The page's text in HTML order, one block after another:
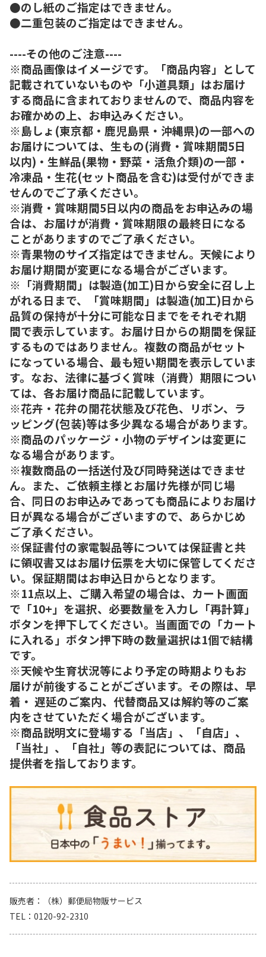
●のし紙のご指定はできません。
●二重包装のご指定はできません。
----その他のご注意----
※商品画像はイメージです。「商品内容」として
記載されていないものや「小道具類」はお届け
する商品に含まれておりませんので、商品内容を
お確かめの上、お申込みください。
※島しょ(東京都・鹿児島県・沖縄県)の一部への
お届けについては、生もの(消費・賞味期間5日
以内)・生鮮品(果物・野菜・活魚介類)の一部・
冷凍品・生花(セット商品を含む)は受付ができま
せんのでご了承ください。
※消費・賞味期間5日以内の商品をお申込みの場
合は、お届けが消費・賞味期限の最終日になる
ことがありますのでご了承ください。
※青果物のサイズ指定はできません。天候により
お届け期間が変更になる場合がございます。
※「消費期間」は製造(加工)日から安全に召し上
がれる日まで、「賞味期間」は製造(加工)日から
品質の保持が十分に可能な日までをそれぞれ期
間で表示しています。お届け日からの期間を保証
するものではありません。複数の商品がセット
になっている場合、最も短い期間を表示していま
す。なお、法律に基づく賞味（消費）期限につい
ては、各お届け商品に記載しています。
※花卉・花弁の開花状態及び花色、リボン、ラ
ッピング(包装)等は多少異なる場合があります。
※商品のパッケージ・小物のデザインは変更に
なる場合があります。
※複数商品の一括送付及び同時発送はできませ
ん。また、ご依頼主様とお届け先様が同じ場
合、同日のお申込みであっても商品によりお届け
日が異なる場合がございますので、あらかじめ
ご了承ください。
※保証書付の家電製品等については保証書と共
に領収書又はお届け伝票を大切に保管してくださ
い。保証期間はお申込日からとなります。
※11点以上、ご購入希望の場合は、カート画面
で「10+」を選択、必要数量を入力し「再計算」
ボタンを押下してください。当画面での「カート
に入れる」ボタン押下時の数量選択は1個で結構
です。
※天候や生育状況等により予定の時期よりもお
届けが前後することがございます。その際は、早
着・ 遅延のご案内、代替商品又は解約等のご案
内をさせていただく場合がございます。
※商品説明文に登場する「当店」、「自店」、
「当社」、「自社」等の表記については、商品
提供者を指しております。
販売者
（株）郵便局物販サービス
TEL
0120-92-2310